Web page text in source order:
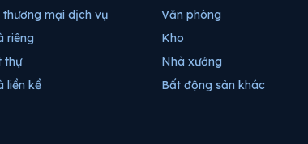
mại dịch vụ
riêng
thự
liền kề
Văn phòng
Kho
Nhà xưởng
Bất động sản khác